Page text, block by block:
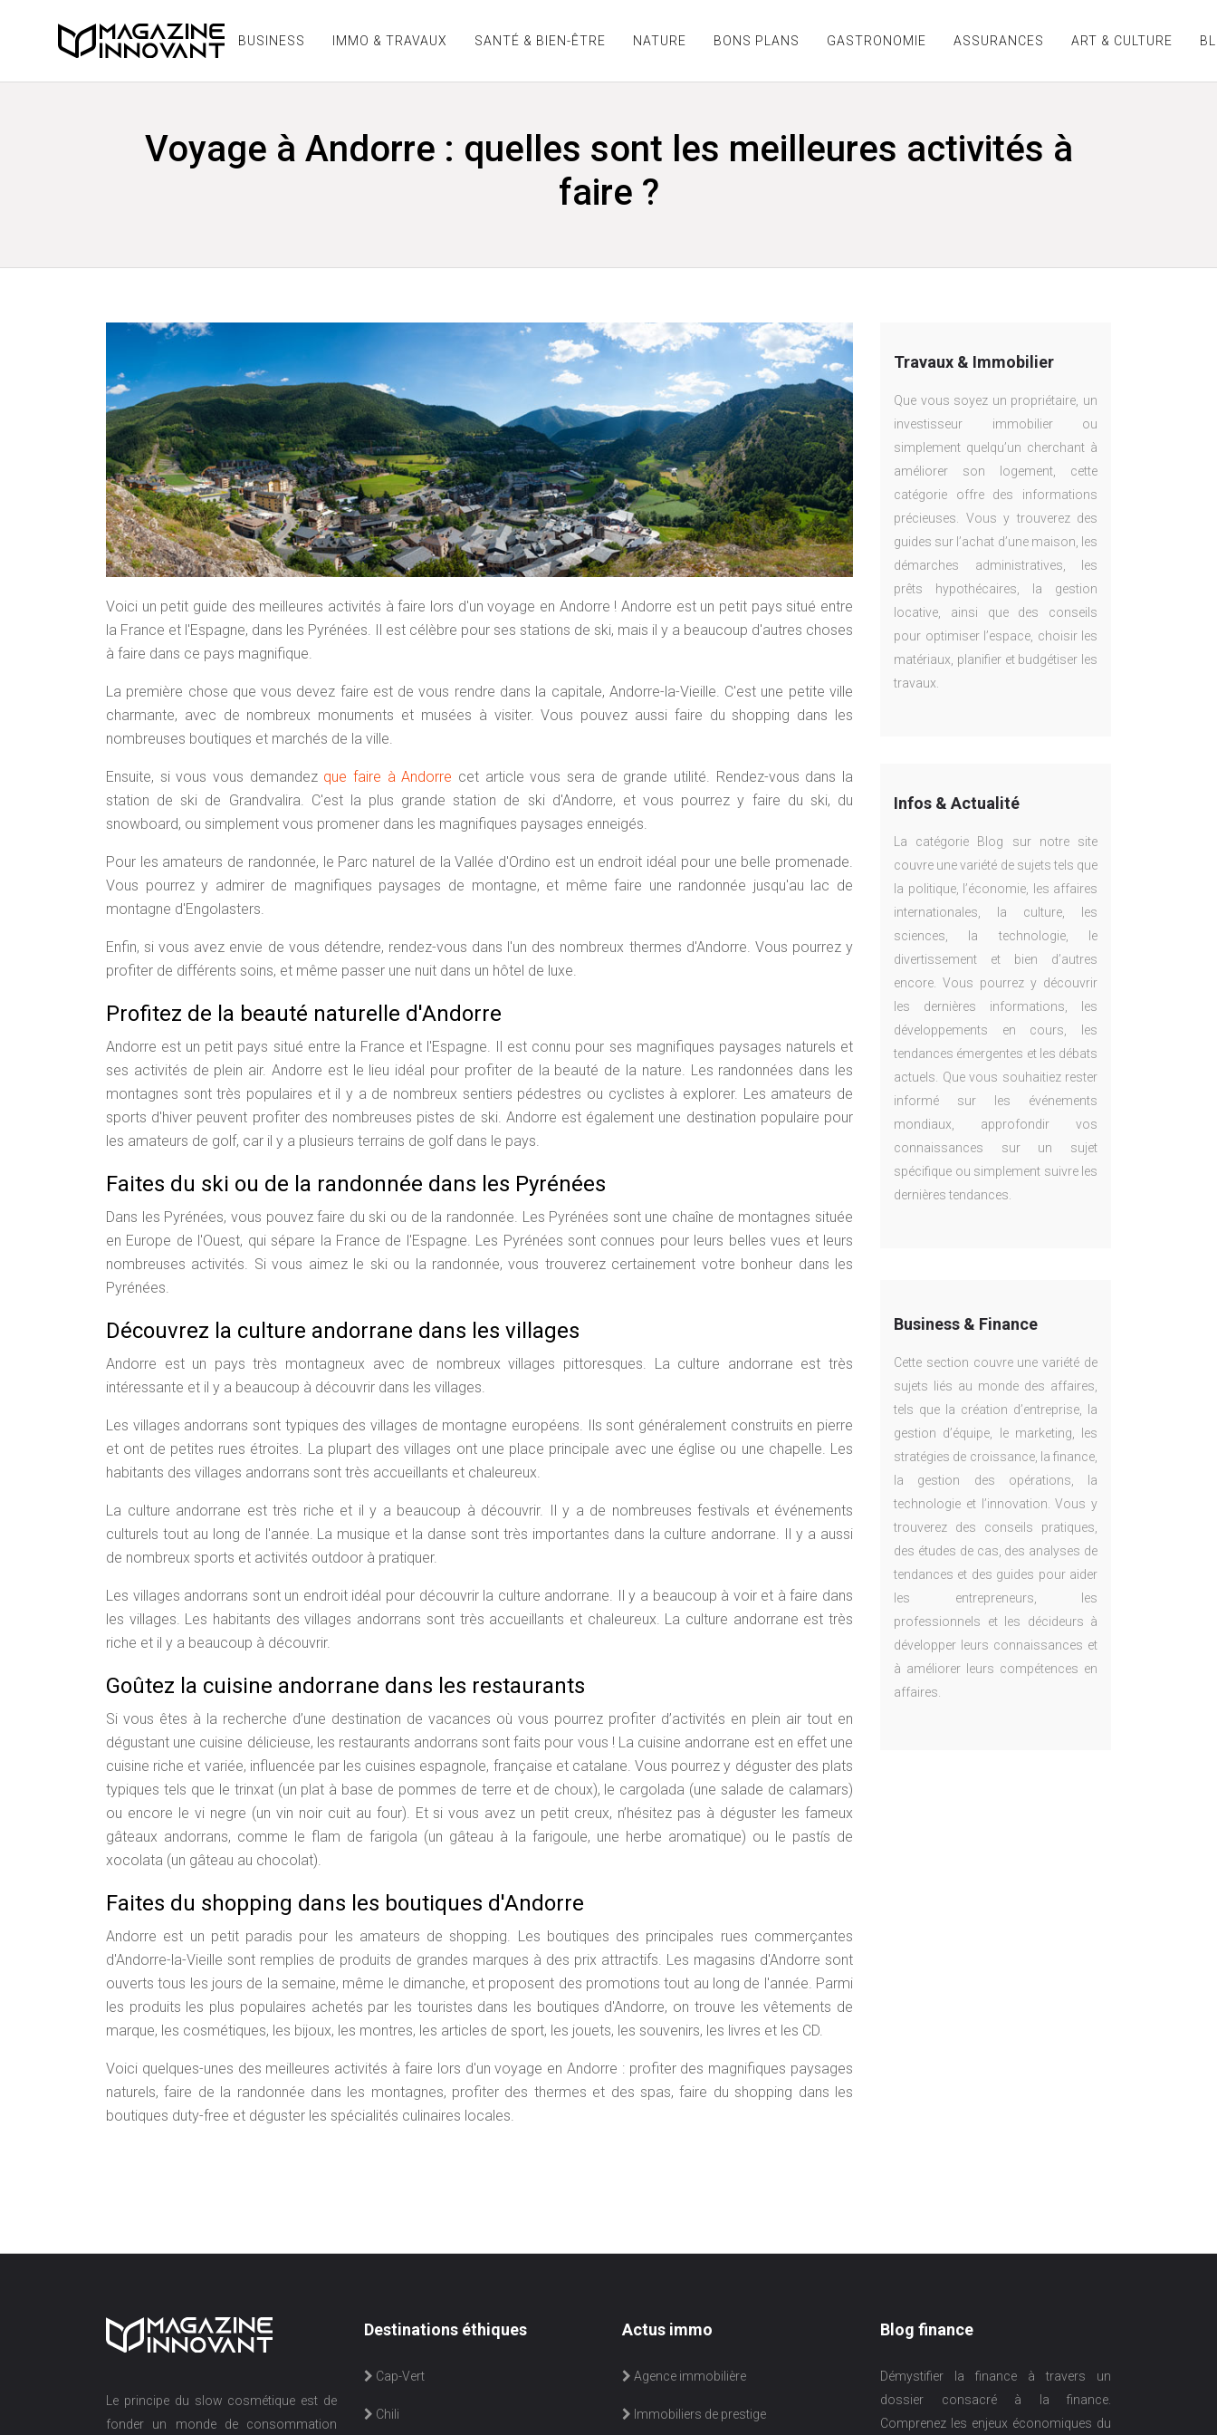
BUSINESS IMMO & TRAVAUX SANTÉ & BIEN-ÊTRE NATURE BONS PLANS GASTRONOMIE ASSURANCES ART & CULTURE
Voyage à Andorre : quelles sont les meilleures activités à
faire ?
Voici un petit guide des meilleures activités à faire lors d'un voyage en Andorre ! Andorre est un petit pays situé entre
la France et l'Espagne, dans les Pyrénées. Il est célèbre pour ses stations de ski, mais il y a beaucoup d'autres choses
à faire dans ce pays magnifique.
La première chose que vous devez faire est de vous rendre dans la capitale, Andorre-la-Vieille. C'est une petite ville
charmante, avec de nombreux monuments et musées à visiter. Vous pouvez aussi faire du shopping dans les
nombreuses boutiques et marchés de la ville.
Ensuite, si vous vous demandez que faire à Andorre cet article vous sera de grande utilité. Rendez-vous dans la
station de ski de Grandvalira. C'est la plus grande station de ski d'Andorre, et vous pourrez y faire du ski, du
snowboard, ou simplement vous promener dans les magnifiques paysages enneigés.
Pour les amateurs de randonnée, le Parc naturel de la Vallée d'Ordino est un endroit idéal pour une belle promenade.
Vous pourrez y admirer de magnifiques paysages de montagne, et même faire une randonnée jusqu'au lac de
montagne d'Engolasters.
Enfin, si vous avez envie de vous détendre, rendez-vous dans l'un des nombreux thermes d'Andorre. Vous pourrez y
profiter de différents soins, et même passer une nuit dans un hôtel de luxe.
Profitez de la beauté naturelle d'Andorre
Andorre est un petit pays situé entre la France et l'Espagne. Il est connu pour ses magnifiques paysages naturels et
ses activités de plein air. Andorre est le lieu idéal pour profiter de la beauté de la nature. Les randonnées dans les
montagnes sont très populaires et il y a de nombreux sentiers pédestres ou cyclistes à explorer. Les amateurs de
sports d'hiver peuvent profiter des nombreuses pistes de ski. Andorre est également une destination populaire pour
les amateurs de golf, car il y a plusieurs terrains de golf dans le pays.
Faites du ski ou de la randonnée dans les Pyrénées
Dans les Pyrénées, vous pouvez faire du ski ou de la randonnée. Les Pyrénées sont une chaîne de montagnes située
en Europe de l'Ouest, qui sépare la France de l'Espagne. Les Pyrénées sont connues pour leurs belles vues et leurs
nombreuses activités. Si vous aimez le ski ou la randonnée, vous trouverez certainement votre bonheur dans les
Pyrénées.
Découvrez la culture andorrane dans les villages
Andorre est un pays très montagneux avec de nombreux villages pittoresques. La culture andorrane est très
intéressante et il y a beaucoup à découvrir dans les villages.
Les villages andorrans sont typiques des villages de montagne européens. Ils sont généralement construits en pierre
et ont de petites rues étroites. La plupart des villages ont une place principale avec une église ou une chapelle. Les
habitants des villages andorrans sont très accueillants et chaleureux.
La culture andorrane est très riche et il y a beaucoup à découvrir. Il y a de nombreuses festivals et événements
culturels tout au long de l'année. La musique et la danse sont très importantes dans la culture andorrane. Il y a aussi
de nombreux sports et activités outdoor à pratiquer.
Les villages andorrans sont un endroit idéal pour découvrir la culture andorrane. Il y a beaucoup à voir et à faire dans
les villages. Les habitants des villages andorrans sont très accueillants et chaleureux. La culture andorrane est très
riche et il y a beaucoup à découvrir.
Goûtez la cuisine andorrane dans les restaurants
Si vous êtes à la recherche d’une destination de vacances où vous pourrez profiter d’activités en plein air tout en
dégustant une cuisine délicieuse, les restaurants andorrans sont faits pour vous ! La cuisine andorrane est en effet une
cuisine riche et variée, influencée par les cuisines espagnole, française et catalane. Vous pourrez y déguster des plats
typiques tels que le trinxat (un plat à base de pommes de terre et de choux), le cargolada (une salade de calamars)
ou encore le vi negre (un vin noir cuit au four). Et si vous avez un petit creux, n’hésitez pas à déguster les fameux
gâteaux andorrans, comme le flam de farigola (un gâteau à la farigoule, une herbe aromatique) ou le pastís de
xocolata (un gâteau au chocolat).
Faites du shopping dans les boutiques d'Andorre
Andorre est un petit paradis pour les amateurs de shopping. Les boutiques des principales rues commerçantes
d'Andorre-la-Vieille sont remplies de produits de grandes marques à des prix attractifs. Les magasins d'Andorre sont
ouverts tous les jours de la semaine, même le dimanche, et proposent des promotions tout au long de l'année. Parmi
les produits les plus populaires achetés par les touristes dans les boutiques d'Andorre, on trouve les vêtements de
marque, les cosmétiques, les bijoux, les montres, les articles de sport, les jouets, les souvenirs, les livres et les CD.
Voici quelques-unes des meilleures activités à faire lors d'un voyage en Andorre : profiter des magnifiques paysages
naturels, faire de la randonnée dans les montagnes, profiter des thermes et des spas, faire du shopping dans les
boutiques duty-free et déguster les spécialités culinaires locales.
Travaux & Immobilier
Que vous soyez un propriétaire, un
investisseur immobilier ou
simplement quelqu’un cherchant à
améliorer son logement, cette
catégorie offre des informations
précieuses. Vous y trouverez des
guides sur l’achat d’une maison, les
démarches administratives, les
prêts hypothécaires, la gestion
locative, ainsi que des conseils
pour optimiser l’espace, choisir les
matériaux, planifier et budgétiser les
travaux.
Infos & Actualité
La catégorie Blog sur notre site
couvre une variété de sujets tels que
la politique, l’économie, les affaires
internationales, la culture, les
sciences, la technologie, le
divertissement et bien d’autres
encore. Vous pourrez y découvrir
les dernières informations, les
développements en cours, les
tendances émergentes et les débats
actuels. Que vous souhaitiez rester
informé sur les événements
mondiaux, approfondir vos
connaissances sur un sujet
spécifique ou simplement suivre les
dernières tendances.
Business & Finance
Cette section couvre une variété de
sujets liés au monde des affaires,
tels que la création d’entreprise, la
gestion d’équipe, le marketing, les
stratégies de croissance, la finance,
la gestion des opérations, la
technologie et l’innovation. Vous y
trouverez des conseils pratiques,
des études de cas, des analyses de
tendances et des guides pour aider
les entrepreneurs, les
professionnels et les décideurs à
développer leurs connaissances et
à améliorer leurs compétences en
affaires.
Le principe du slow cosmétique est de
fonder un monde de consommation
Destinations éthiques
Cap-Vert
Chili
Actus immo
Agence immobilière
Immobiliers de prestige
Blog finance
Démystifier la finance à travers un
dossier consacré à la finance.
Comprenez les enjeux économiques du